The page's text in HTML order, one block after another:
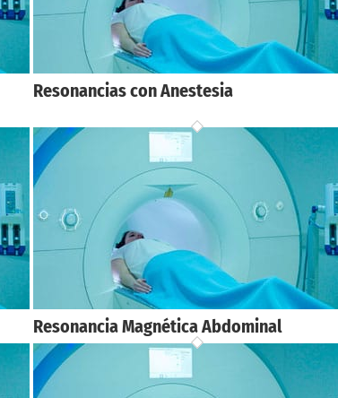
Resonancias con Anestesia
Resonancia Magnética Abdominal